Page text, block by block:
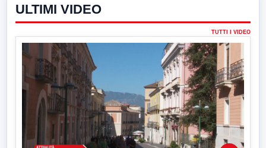
ULTIMI VIDEO
TUTTI I VIDEO